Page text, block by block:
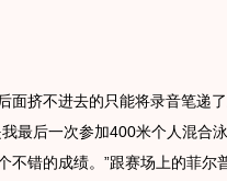
挤不进去的只能将录音笔递
最后一次参加400米个人混合
不错的成绩。”跟赛场上的菲尔